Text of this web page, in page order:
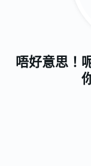
唔好意思！